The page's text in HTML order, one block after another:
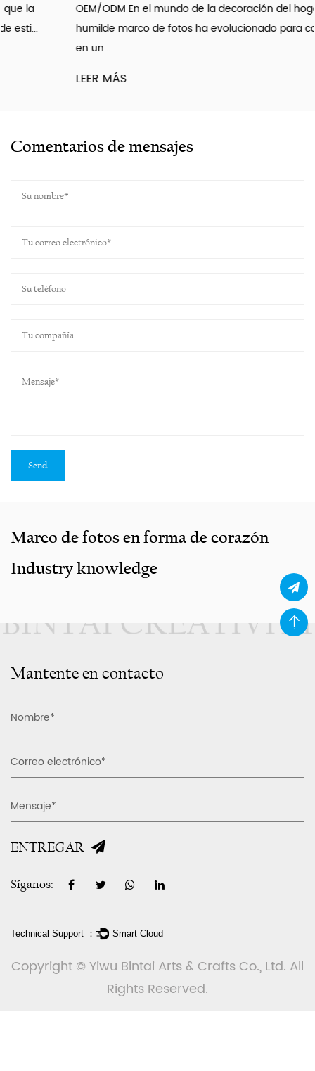
OEM/ODM En el mundo de la decoración del hogar, el
humilde marco de fotos ha evolucionado para convertirse
Comentarios de mensajes
Marco de fotos en forma de corazón
Industry knowledge
Mantente en contacto
ENTREGAR
Síganos:
Technical Support ： Smart Cloud
Copyright © Yiwu Bintai Arts & Crafts Co., Ltd. All
Rights Reserved.